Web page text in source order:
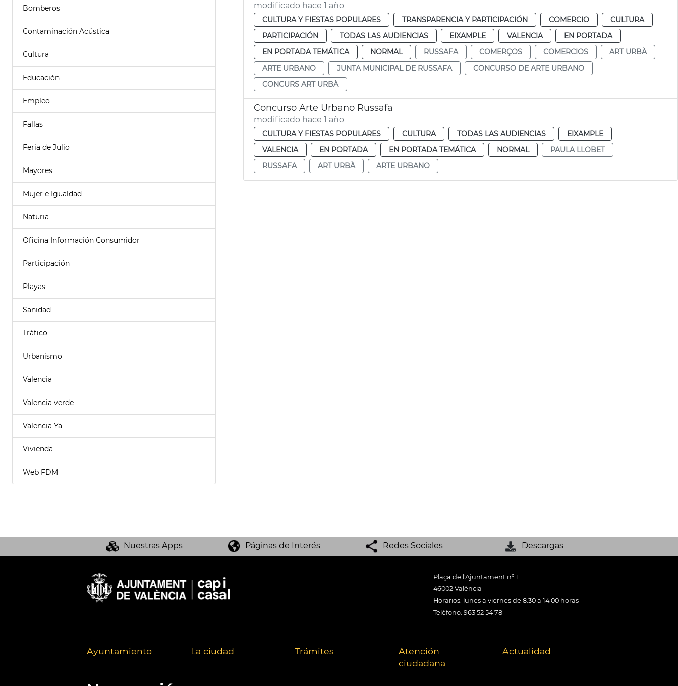
Bomberos
Contaminación Acústica
Cultura
Educación
Empleo
Fallas
Feria de Julio
Mayores
Mujer e Igualdad
Naturia
Oficina Información Consumidor
Participación
Playas
Sanidad
Tráfico
Urbanismo
Valencia
Valencia verde
Valencia Ya
Vivienda
Web FDM
modificado hace 1 año
CULTURA Y FIESTAS POPULARES TRANSPARENCIA Y PARTICIPACIÓN COMERCIO
CULTURA
PARTICIPACIÓN
TODAS LAS AUDIENCIAS EIXAMPLE VALENCIA
EN PORTADA
EN PORTADA TEMÁTICA
NORMAL RUSSAFA COMERÇOS COMERCIOS
ART URBÀ
ARTE URBANO
JUNTA MUNICIPAL DE RUSSAFA
CONCURSO DE ARTE URBANO
CONCURS ART URBÀ
Concurso Arte Urbano Russafa
modificado hace 1 año
CULTURA Y FIESTAS POPULARES CULTURA TODAS LAS AUDIENCIAS
EIXAMPLE
VALENCIA
EN PORTADA EN PORTADA TEMÁTICA NORMAL
PAULA LLOBET
RUSSAFA
ART URBÀ ARTE URBANO
Nuestras Apps Páginas de Interés Redes Sociales Descargas
Plaça de l'Ajuntament nº 1
46002 València
Horarios: lunes a viernes de 8:30 a 14:00 horas
Teléfono: 963 52 54 78
Ayuntamiento La ciudad Trámites
Atención
ciudadana
Actualidad